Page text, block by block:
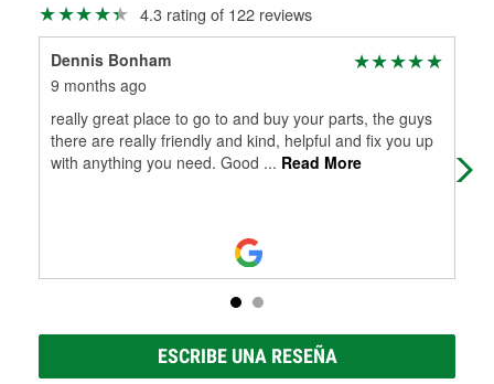
4.3 rating of 122 reviews
Dennis Bonham
9 months ago
really great place to go to and buy your parts, the guys
there are really friendly and kind, helpful and fix you up
with anything you need. Good ... Read More
ESCRIBE UNA RESEÑA